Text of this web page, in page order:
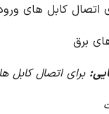
اتصال کابل های
برق
برای اتصال کابل